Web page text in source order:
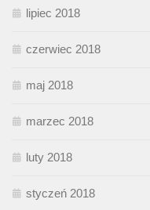
lipiec 2018
czerwiec 2018
maj 2018
marzec 2018
luty 2018
styczeń 2018